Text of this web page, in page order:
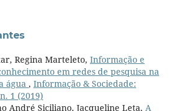
Regina Marteleto, Informação e
em redes de pesquisa na
água , Informação & Sociedade:
1 (2019)
André Siciliano, Jacqueline Leta, A